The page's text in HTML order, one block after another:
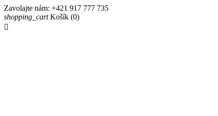
Zavolajte nám: +421 917 777 735
shopping_cart Košík (0)
